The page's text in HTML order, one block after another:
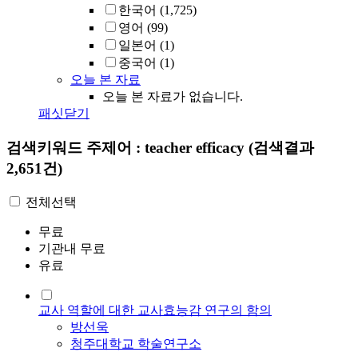
한국어 (1,725)
영어 (99)
일본어 (1)
중국어 (1)
오늘 본 자료
오늘 본 자료가 없습니다.
패싯닫기
검색키워드 주제어 : teacher efficacy (검색결과
2,651건)
전체선택
무료
기관내 무료
유료
교사 역할에 대한 교사효능감 연구의 함의
방선욱
청주대학교 학술연구소